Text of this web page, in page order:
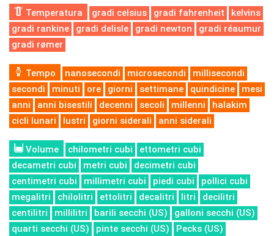
Temperatura gradi celsius gradi fahrenheit
kelvins
gradi rankine
gradi delisle gradi newton
gradi réaumur
gradi rømer
Tempo nanosecondi microsecondi
millisecondi
secondi
minuti ore giorni settimane quindicine
mesi
anni
anni bisestili decenni secoli millenni
halakim
cicli lunari
lustri giorni siderali anni siderali
Volume chilometri cubi
ettometri cubi
decametri cubi
metri cubi
decimetri cubi
centimetri cubi
millimetri cubi piedi cubi
pollici cubi
megalitri
chilolitri ettolitri decalitri litri
decilitri
centilitri
millilitri barili secchi (US)
galloni secchi (US)
quarti secchi (US)
pinte secchi (US)
Pecks (US)